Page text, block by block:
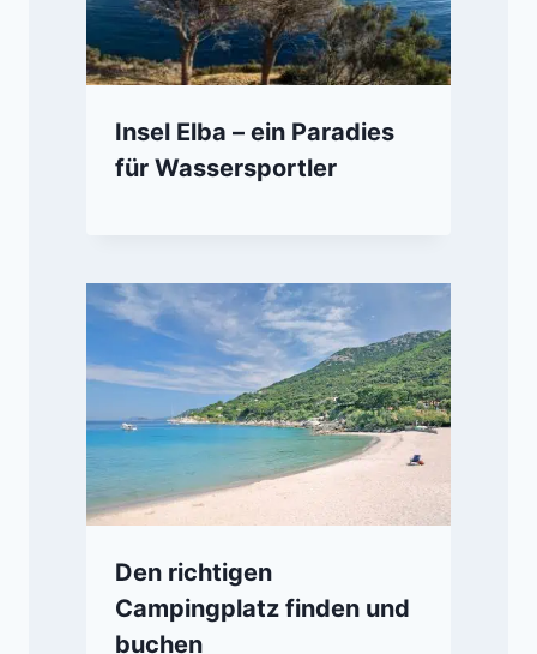
Insel Elba – ein Paradies
für Wassersportler
Den richtigen
Campingplatz finden und
buchen